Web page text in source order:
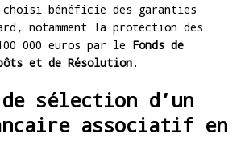
choisi bénéficie des garanties
notamment la protection des
000 euros par le Fonds de
et de Résolution.
sélection d’un
associatif en